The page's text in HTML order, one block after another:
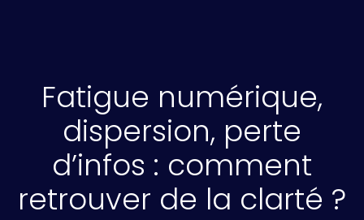
Fatigue numérique,
dispersion, perte
d’infos : comment
retrouver de la clarté ?